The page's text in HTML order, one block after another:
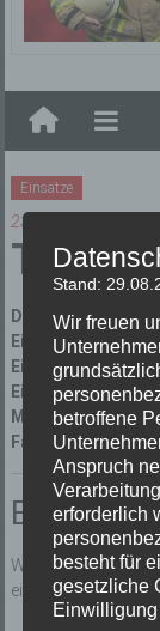
Elzach
Einsätze
23/06/2022
TH 1
Datum:23/06/2022
Einsatzart:
Einsatzort:Elzach
Einsatzleiter:
Fahrzeuge: Florian
Wasser drohte in
einzudringen.
Stand:
Wir freuen
betroffene
Anspruch
erforderlich
besteht für
gesetzliche